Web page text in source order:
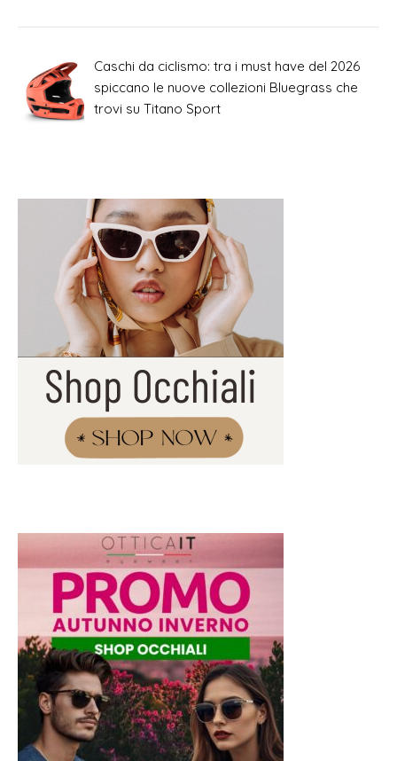
Caschi da ciclismo: tra i must have del 2026
spiccano le nuove collezioni Bluegrass che
trovi su Titano Sport